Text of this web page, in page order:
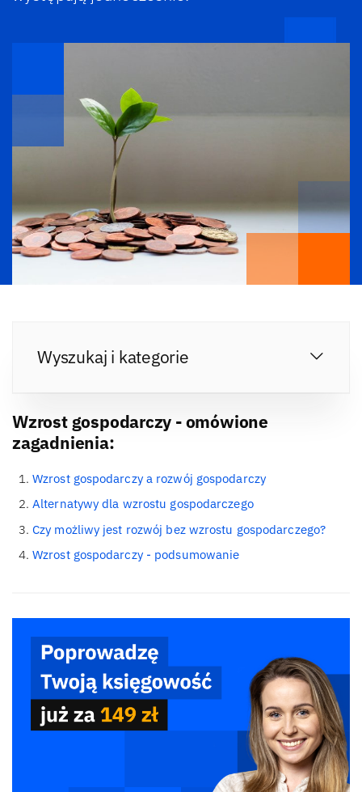
Wyszukaj i kategorie
Wzrost gospodarczy - omówione
zagadnienia:
Wzrost gospodarczy a rozwój gospodarczy
Alternatywy dla wzrostu gospodarczego
Czy możliwy jest rozwój bez wzrostu gospodarczego?
Wzrost gospodarczy - podsumowanie